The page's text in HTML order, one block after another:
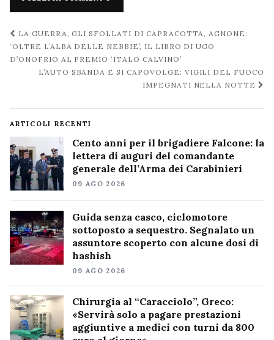
Navigazione
post
LA GUERRA, GLI SFOLLATI DI CAPRACOTTA, AGNONE:
‘OLTRE L’ALBA DELLE NEBBIE’, IL LIBRO DI UGO
D’ONOFRIO AL PREMIO ‘ITALO CALVINO’
L’AUTO SBANDA E SI CAPOVOLGE: VIGILI DEL FUOCO
IMPEGNATI NELLA NOTTE
ARTICOLI RECENTI
Cento anni per il brigadiere Falcone: la
lettera di auguri del comandante
generale dell’Arma dei Carabinieri
09 AGO 2026
Guida senza casco, ciclomotore
sottoposto a sequestro. Segnalato un
assuntore scoperto con alcune dosi di
hashish
09 AGO 2026
Chirurgia al “Caracciolo”, Greco:
«Servirà solo a pagare prestazioni
aggiuntive a medici con turni da 800